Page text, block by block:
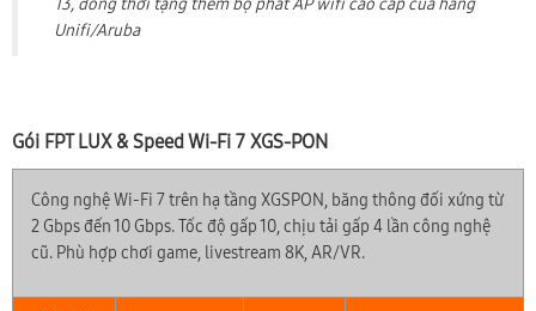
13, đồng thời tặng thêm bộ phát AP wifi cao cấp của hãng
Unifi/Aruba
Gói FPT LUX & Speed Wi-Fi 7 XGS-PON
Công nghệ Wi-Fi 7 trên hạ tầng XGSPON, băng thông đối xứng từ
2 Gbps đến 10 Gbps. Tốc độ gấp 10, chịu tải gấp 4 lần công nghệ
cũ. Phù hợp chơi game, livestream 8K, AR/VR.